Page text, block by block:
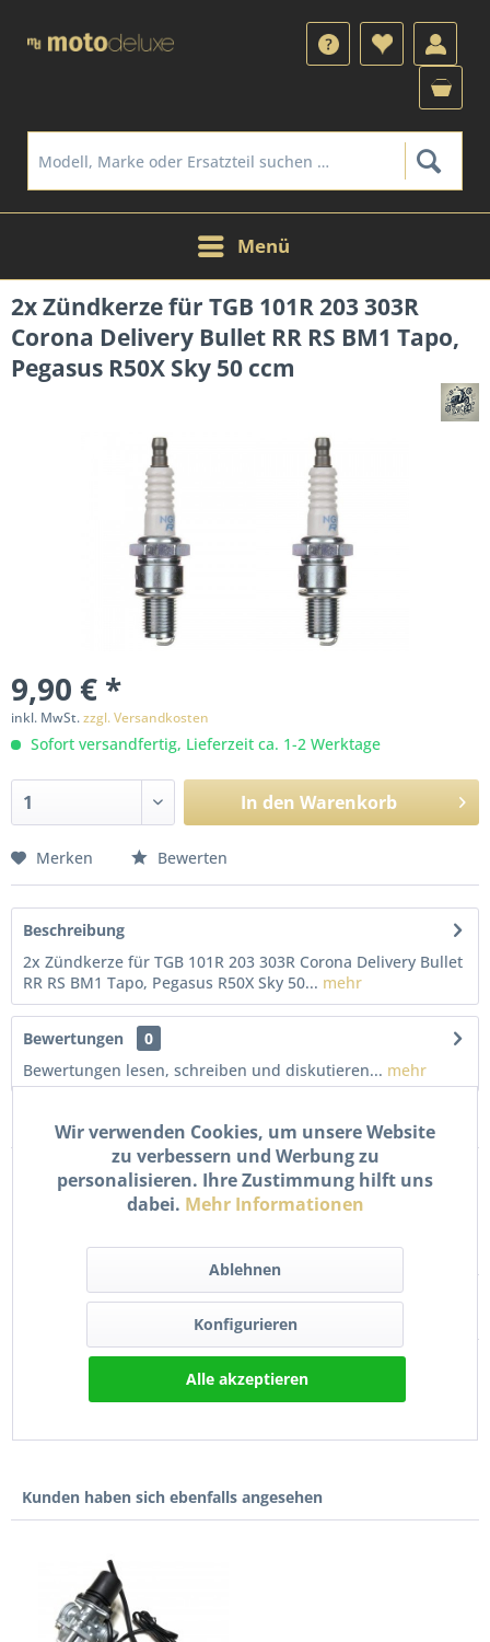
Menü
2x Zündkerze für TGB 101R 203 303R
Corona Delivery Bullet RR RS BM1 Tapo,
Pegasus R50X Sky 50 ccm
9,90 € *
inkl. MwSt.zzgl. Versandkosten
Sofort versandfertig, Lieferzeit ca. 1-2 Werktage
In den Warenkorb
Merken Bewerten
Beschreibung
2x Zündkerze für TGB 101R 203 303R Corona Delivery Bullet
RR RS BM1 Tapo, Pegasus R50X Sky 50... mehr
Bewertungen
0
Bewertungen lesen, schreiben und diskutieren... mehr
Kunden kauften auch
Kickstarter Feder Ritzel
Reparatur Set für TGB...
Luftfiltereinsatz Matte für
TGB Bullet, R50X,...
Kunden haben sich ebenfalls angesehen
Wir verwenden Cookies, um unsere Website
zu verbessern und Werbung zu
personalisieren. Ihre Zustimmung hilft uns
dabei. Mehr Informationen
Ablehnen
Konfigurieren
Alle akzeptieren